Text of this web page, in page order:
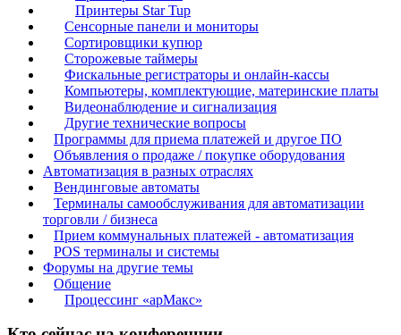
Принтеры Star Tup
Сенсорные панели и мониторы
Сортировщики купюр
Сторожевые таймеры
Фискальные регистраторы и онлайн-кассы
Компьютеры, комплектующие, материнские платы
Видеонаблюдение и сигнализация
Другие технические вопросы
Программы для приема платежей и другое ПО
Объявления о продаже / покупке оборудования
Автоматизация в разных отраслях
Вендинговые автоматы
Терминалы самообслуживания для автоматизации
торговли / бизнеса
Прием коммунальных платежей - автоматизация
POS терминалы и системы
Форумы на другие темы
Общение
Процессинг «арМакс»